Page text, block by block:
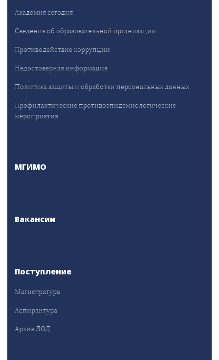
Академия сегодня
Сведения об образовательной организации
Противодействие коррупции
Недостоверная информация
Политика защиты и обработки персональных данных
Профилактические противоэпидемиологические
мероприятия
МГИМО
Вакансии
Поступление
Магистратура
Аспирантура
Архив ДОД